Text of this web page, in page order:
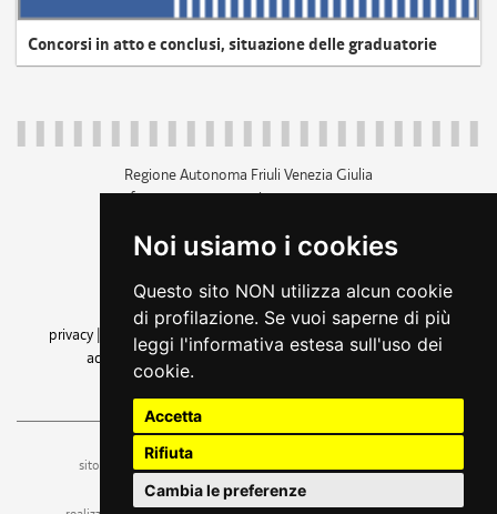
Noi usiamo i cookies
Questo sito NON utilizza alcun cookie
di profilazione. Se vuoi saperne di più
leggi l'informativa estesa sull'uso dei
cookie.
Accetta
Rifiuta
Cambia le preferenze
Concorsi in atto e conclusi, situazione delle graduatorie
Regione Autonoma Friuli Venezia Giulia
c.f. 80014930327; p.iva 00526040324
+39 040 3771111
amministrazione trasparente
privacy
cookie |note legali accessibilità
dichiarazione di
accessibilità| feedback
cambio preferenze cookie
sito a cura dell'ufficio stampa e comunicazione